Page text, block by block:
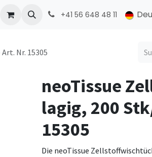
Kontakt +41 56 648 48 11
Nr. 15305
neoTissue
lagig, 200
15305
Die neoTissue